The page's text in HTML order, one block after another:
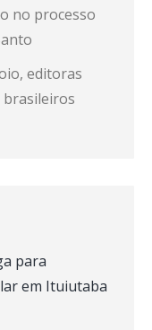
no processo
editoras
brasileiros
para
em Ituiutaba